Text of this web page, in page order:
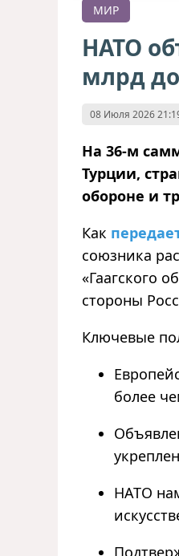
МИР
НАТО
млрд
08 Июля 2026
На 36‑м
Турции,
обороне и
Как
союзника
«Гаагского
стороны
Ключевые
более
НАТО